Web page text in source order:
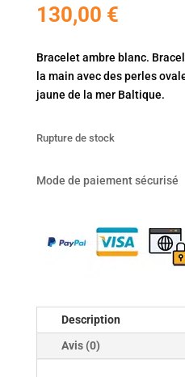
130,00 €
Bracelet ambre blanc.
la main avec des perles
jaune de la mer Baltique.
Rupture de stock
Mode de paiement sécurisé
Description
Avis (0)